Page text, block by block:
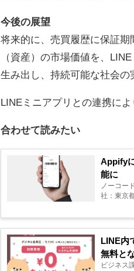
今後の展望
将来的に、売買履歴に保証
（資産）の市場価値を、
生み出し、持続可能な社会の
LINEミニアプリとの連携に
合わせて読みたい
Appify
能に
ノーコー
社：東京
LINE内
無料と
ビジネス